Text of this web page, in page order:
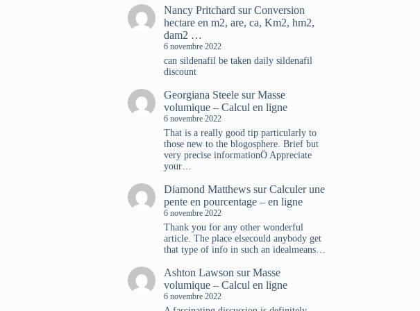
Nancy Pritchard surConversion
hectare en m2, are, ca, Km2, hm2,
dam2 …
6 novembre 2022
can sildenafil be taken daily sildenafil
discount
Georgiana Steele surMasse
volumique – Calcul en ligne
6 novembre 2022
That is a really good tip particularly to
those new to the blogosphere. Brief but
very precise informationÖ Appreciate
your…
Diamond Matthews surCalculer une
pente en pourcentage – en ligne
6 novembre 2022
Thank you for any other wonderful
article. The place elsecould anybody get
that type of info in such an idealmeans…
Ashton Lawson surMasse
volumique – Calcul en ligne
6 novembre 2022